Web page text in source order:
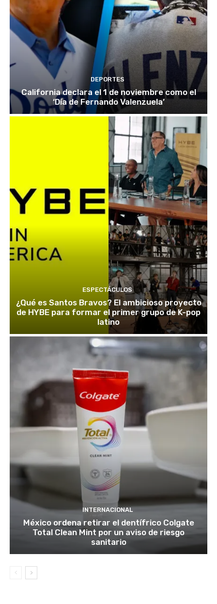
DEPORTES
California declara el 1 de noviembre como el
‘Día de Fernando Valenzuela’
ESPECTÁCULOS
¿Qué es Santos Bravos? El ambicioso proyecto
de HYBE para formar el primer grupo de K-pop
latino
INTERNACIONAL
México ordena retirar el dentífrico Colgate
Total Clean Mint por un aviso de riesgo
sanitario